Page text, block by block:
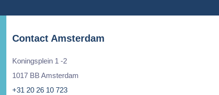
Contact Amsterdam
Koningsplein 1 -2
1017 BB Amsterdam
+31 20 26 10 723